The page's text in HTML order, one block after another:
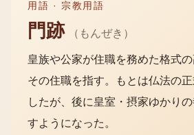
用語 ·宗教用語
門跡 （ もんぜき ）
皇族や公家が住職を務めた格式
その住職を指す。もとは仏法の
したが、後に皇室・摂家ゆかり
すようになった。